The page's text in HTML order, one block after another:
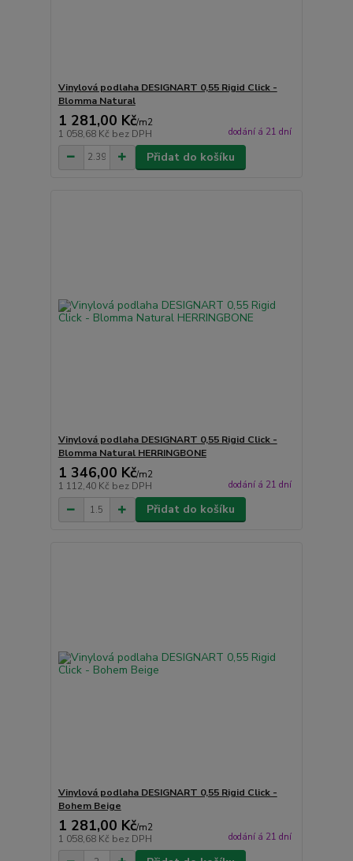
Vinylová podlaha DESIGNART 0,55 Rigid Click -
Blomma Natural
1 281,00 Kč/m2
1 058,68 Kč bez DPH dodání á 21 dní
Přidat do košíku
Vinylová podlaha DESIGNART 0,55 Rigid Click -
Blomma Natural HERRINGBONE
1 346,00 Kč/m2
1 112,40 Kč bez DPH dodání á 21 dní
Přidat do košíku
Vinylová podlaha DESIGNART 0,55 Rigid Click -
Bohem Beige
1 281,00 Kč/m2
1 058,68 Kč bez DPH dodání á 21 dní